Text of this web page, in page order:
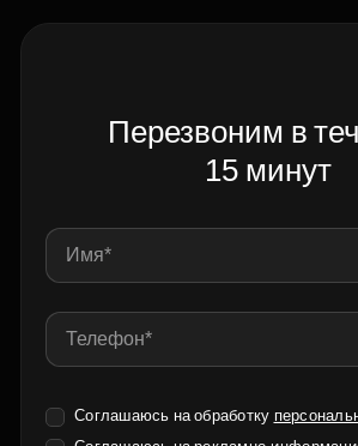
Перезвоним в
15 минут
Соглашаюсь на обработку